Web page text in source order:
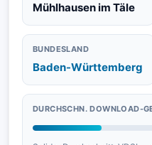
Mühlhausen im Täle
BUNDESLAND
Baden-Württemberg
DURCHSCHN. DOWNLOAD-